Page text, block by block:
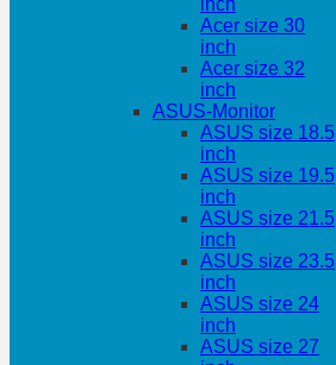
inch
Acer size 30
inch
Acer size 32
inch
ASUS-Monitor
ASUS size 18.5
inch
ASUS size 19.5
inch
ASUS size 21.5
inch
ASUS size 23.5
inch
ASUS size 24
inch
ASUS size 27